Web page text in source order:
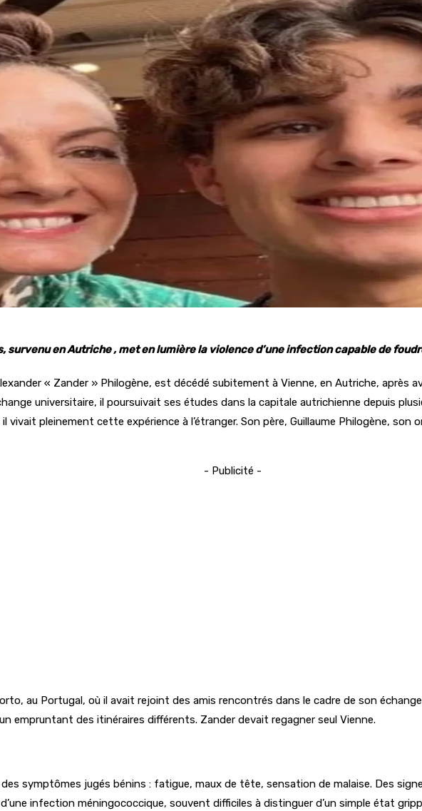
survenu en Autriche , met en lumière la violence d’une infection capable de
« Zander » Philogène, est décédé subitement à Vienne, en Autriche, après
universitaire, il poursuivait ses études dans la capitale autrichienne depuis
vivait pleinement cette expérience à l’étranger. Son père, Guillaume Philogène,
- Publicité -
au Portugal, où il avait rejoint des amis rencontrés dans le cadre de son
empruntant des itinéraires différents. Zander devait regagner seul Vienne.
symptômes jugés bénins : fatigue, maux de tête, sensation de malaise. Des
infection méningococcique, souvent difficiles à distinguer d’un simple état